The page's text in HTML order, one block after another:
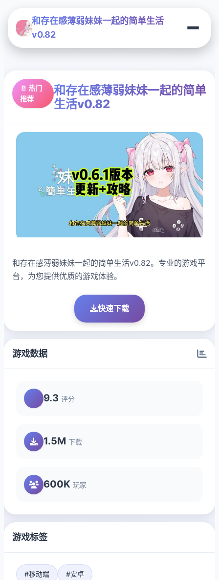
和存在感薄弱妹妹一起的简单生活
v0.82
🚪 热门
推荐
和存在感薄弱妹妹一起的简单
生活v0.82
和存在感薄弱妹妹一起的简单生活v0.82。专业的游戏平
台，为您提供优质的游戏体验。
快速下载
游戏数据
9.3 评分
1.5M 下载
600K 玩家
游戏标签
#移动端 #安卓